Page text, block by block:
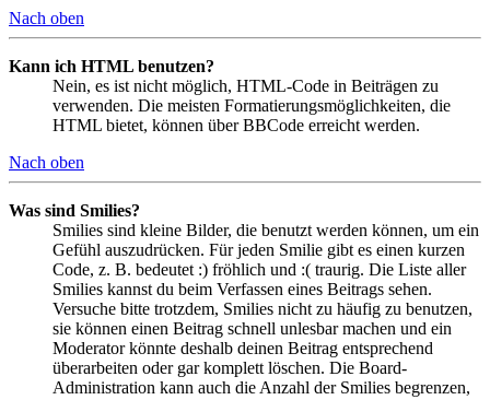
Nach oben
Kann ich HTML benutzen?
Nein, es ist nicht möglich, HTML-Code in Beiträgen zu
verwenden. Die meisten Formatierungsmöglichkeiten, die
HTML bietet, können über BBCode erreicht werden.
Nach oben
Was sind Smilies?
Smilies sind kleine Bilder, die benutzt werden können, um ein
Gefühl auszudrücken. Für jeden Smilie gibt es einen kurzen
Code, z. B. bedeutet :) fröhlich und :( traurig. Die Liste aller
Smilies kannst du beim Verfassen eines Beitrags sehen.
Versuche bitte trotzdem, Smilies nicht zu häufig zu benutzen,
sie können einen Beitrag schnell unlesbar machen und ein
Moderator könnte deshalb deinen Beitrag entsprechend
überarbeiten oder gar komplett löschen. Die Board-
Administration kann auch die Anzahl der Smilies begrenzen,